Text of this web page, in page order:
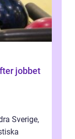
jobbet
Sverige,